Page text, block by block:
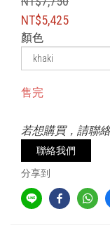
NT$5,425
顏色
售完
若想購買，請聯絡
聯絡我們
分享到